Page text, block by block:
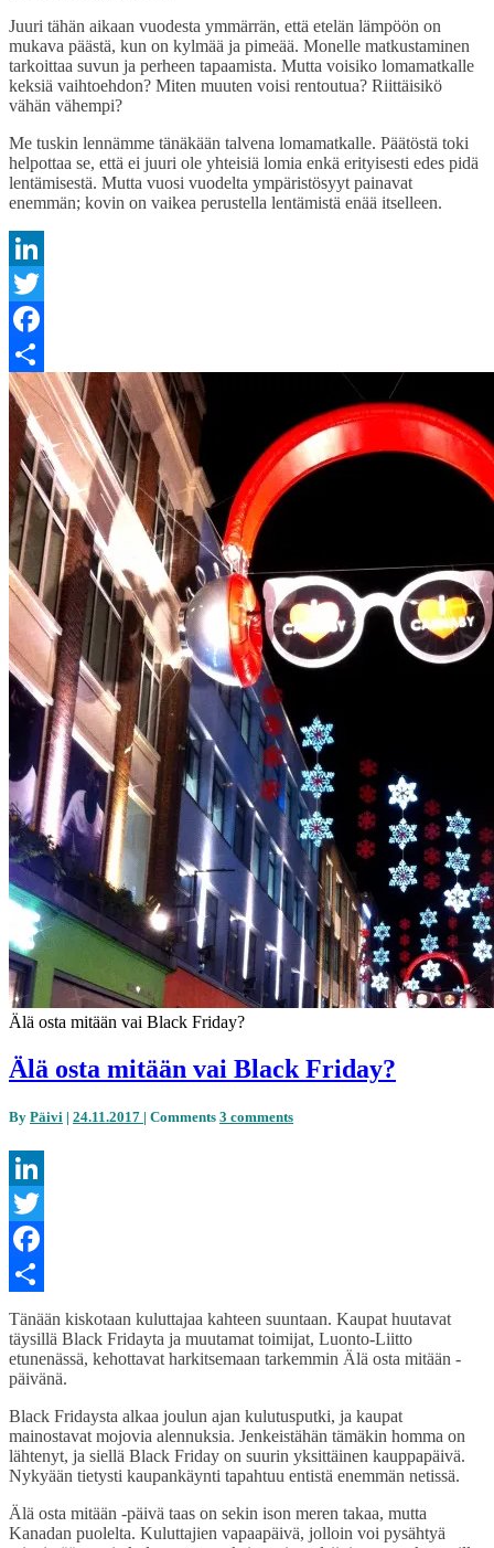
Juuri tähän aikaan vuodesta ymmärrän, että etelän lämpöön on
mukava päästä, kun on kylmää ja pimeää. Monelle matkustaminen
tarkoittaa suvun ja perheen tapaamista. Mutta voisiko lomamatkalle
keksiä vaihtoehdon? Miten muuten voisi rentoutua? Riittäisikö
vähän vähempi?
Me tuskin lennämme tänäkään talvena lomamatkalle. Päätöstä toki
helpottaa se, että ei juuri ole yhteisiä lomia enkä erityisesti edes pidä
lentämisestä. Mutta vuosi vuodelta ympäristösyyt painavat
enemmän; kovin on vaikea perustella lentämistä enää itselleen.
LinkedIn
Twitter
Facebook
Share
Älä osta mitään vai Black Friday?
Älä osta mitään vai Black Friday?
By Päivi | 24.11.2017 | Comments 3 comments
LinkedIn
Twitter
Facebook
Share
Tänään kiskotaan kuluttajaa kahteen suuntaan. Kaupat huutavat
täysillä Black Fridayta ja muutamat toimijat, Luonto-Liitto
etunenässä, kehottavat harkitsemaan tarkemmin Älä osta mitään -
päivänä.
Black Fridaysta alkaa joulun ajan kulutusputki, ja kaupat
mainostavat mojovia alennuksia. Jenkeistähän tämäkin homma on
lähtenyt, ja siellä Black Friday on suurin yksittäinen kauppapäivä.
Nykyään tietysti kaupankäynti tapahtuu entistä enemmän netissä.
Älä osta mitään -päivä taas on sekin ison meren takaa, mutta
Kanadan puolelta. Kuluttajien vapaapäivä, jolloin voi pysähtyä